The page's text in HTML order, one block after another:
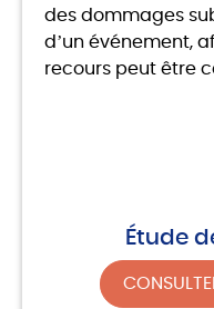
des dommages
d’un événement,
recours peut être
Étude